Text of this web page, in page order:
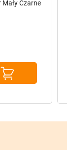
Czarne